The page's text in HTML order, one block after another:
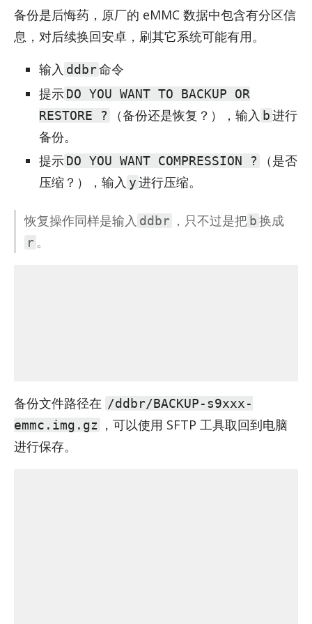
备份是后悔药，原厂的 eMMC 数据中包含有分区信
息，对后续换回安卓，刷其它系统可能有用。
输入 ddbr命令
提示DO YOU WANT TO BACKUP OR
RESTORE ?
（备份还是恢复？），输入 b进行
备份。
提示DO YOU WANT COMPRESSION ?
（是否
压缩？），输入 y进行压缩。
恢复操作同样是输入 ddbr ，只不过是把 b换成
r 。
备份文件路径在 /ddbr/BACKUP-s9xxx-
emmc.img.gz ，可以使用 SFTP 工具取回到电脑
进行保存。